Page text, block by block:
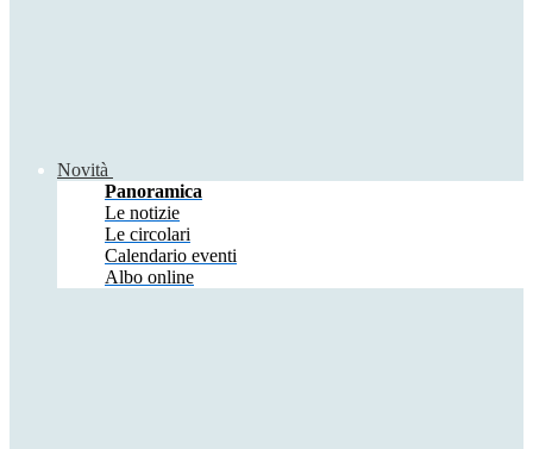
Novità
Panoramica
Le notizie
Le circolari
Calendario eventi
Albo online